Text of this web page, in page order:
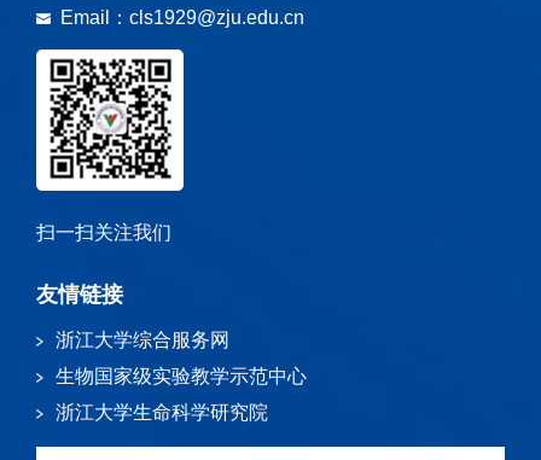
Email： cls1929@zju.edu.cn
扫一扫关注我们
友情链接
浙江大学综合服务网
生物国家级实验教学示范中心
浙江大学生命科学研究院